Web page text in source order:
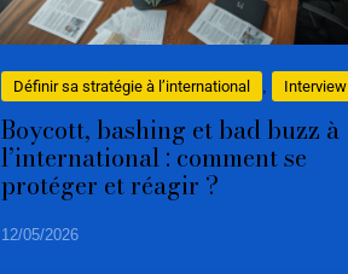
Définir sa stratégie à l’international , Interview
Boycott, bashing et bad buzz à
l’international : comment se
protéger et réagir ?
12/05/2026